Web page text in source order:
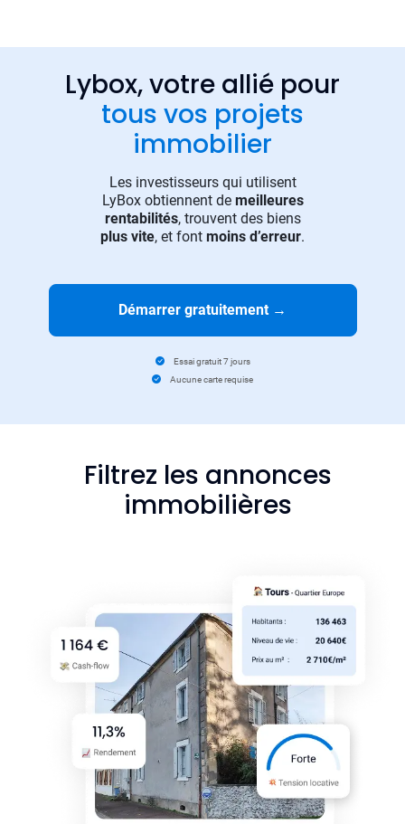
Lybox, votre allié pour
tous vos projets
immobilier
Les investisseurs qui utilisent
LyBox obtiennent de meilleures
rentabilités, trouvent des biens
plus vite, et font moins d’erreur.
Démarrer gratuitement →
Essai gratuit 7 jours
Aucune carte requise
Filtrez les annonces
immobilières